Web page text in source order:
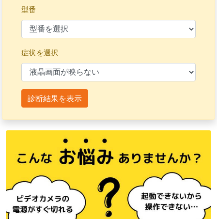
型番
症状を選択
診断結果を表示